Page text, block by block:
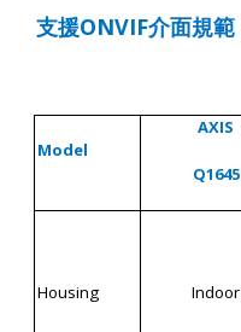
支援ONVIF介面規範
Model
AXIS
Q1645
Housing Indoor